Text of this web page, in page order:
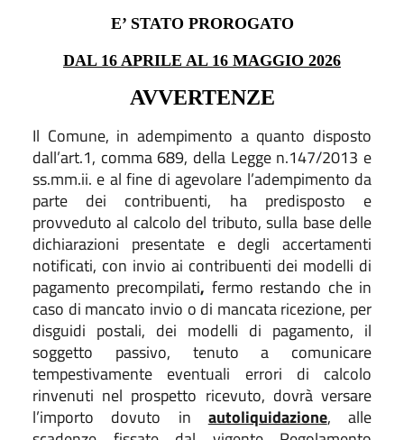
E’ STATO PROROGATO
DAL 16 APRILE AL 16 MAGGIO 2026
AVVERTENZE
Il Comune, in adempimento a quanto disposto
dall’art.1, comma 689, della Legge n.147/2013 e
ss.mm.ii. e al fine di agevolare l’adempimento da
parte dei contribuenti, ha predisposto e
provveduto al calcolo del tributo, sulla base delle
dichiarazioni presentate e degli accertamenti
notificati, con invio ai contribuenti dei modelli di
pagamento precompilati, fermo restando che in
caso di mancato invio o di mancata ricezione, per
disguidi postali, dei modelli di pagamento, il
soggetto passivo, tenuto
a comunicare
tempestivamente eventuali errori di calcolo
rinvenuti nel prospetto ricevuto, dovrà versare
l’importo dovuto in autoliquidazione, alle